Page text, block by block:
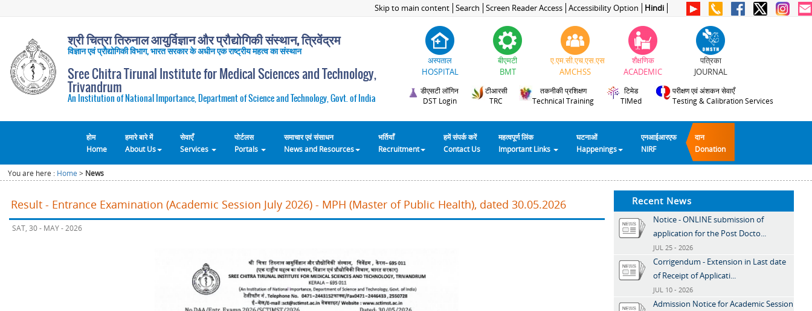
Skip to main content Search Screen Reader Access Accessibility Option Hindi
श्री चित्रा तिरुनाल आयुर्विज्ञान और प्रौद्योगिकी संस्थान, त्रिवेंद्रम
विज्ञान एवं प्रौद्योगिकी विभाग, भारत सरकार के अधीन एक राष्ट्रीय महत्व का संस्थान
Sree Chitra Tirunal Institute for Medical Sciences and Technology,
Trivandrum
An Institution of National Importance, Department of Science and Technology, Govt. of India
अस्पताल
HOSPITAL
बीएमटी
BMT
ए.एम.सी.एच.एस.एस
AMCHSS
शैक्षणिक
ACADEMIC
पत्रिका
JOURNAL
डीएसटी लॉगिन
DST Login
टीआरसी
TRC
तकनीकी प्रशिक्षण
Technical Training
टिमेड
TIMed
परीक्षण एवं अंशकन सेवाएँ
Testing & Calibration Services
होम
Home
हमारे बारे में
About Us
सेवाएँ
Services
पोर्टलस
Portals
समाचार एवं संसाधन
News and Resources
भर्तियाँ
Recruitment
हमें संपर्क करें
Contact Us
महत्वपूर्ण लिंक
Important Links
घटनाओं
Happenings
एनआईआरएफ
NIRF
दान
Donation
You are here : Home > News
Result - Entrance Examination (Academic Session July 2026) - MPH (Master of Public Health), dated 30.05.2026
SAT, 30 - MAY - 2026
Recent News
Notice - ONLINE submission of
application for the Post Docto...
JUL 25 - 2026
Corrigendum - Extension in Last date
of Receipt of Applicati...
JUL 10 - 2026
Admission Notice for Academic Session